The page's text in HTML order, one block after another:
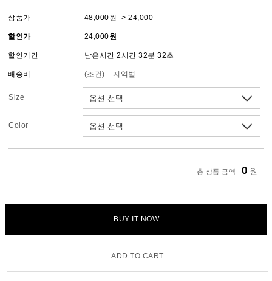
상품가 48,000원-> 24,000
할인가 24,000원
할인기간 남은시간 2시간 32분 32초
배송비 (조건) 지역별
Size
Color
총 상품 금액 0 원
BUY IT NOW
ADD TO CART